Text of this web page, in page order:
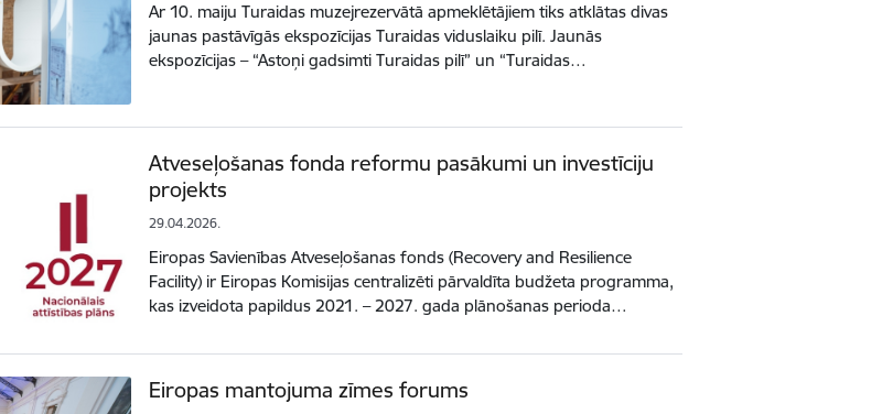
Ar 10. maiju Turaidas muzejrezervātā apmeklētājiem tiks atklātas divas
jaunas pastāvīgās ekspozīcijas Turaidas viduslaiku pilī. Jaunās
ekspozīcijas – “Astoņi gadsimti Turaidas pilī” un “Turaidas…
Atveseļošanas fonda reformu pasākumi un investīciju
projekts
29.04.2026.
Eiropas Savienības Atveseļošanas fonds (Recovery and Resilience
Facility) ir Eiropas Komisijas centralizēti pārvaldīta budžeta programma,
kas izveidota papildus 2021. – 2027. gada plānošanas perioda…
Eiropas mantojuma zīmes forums